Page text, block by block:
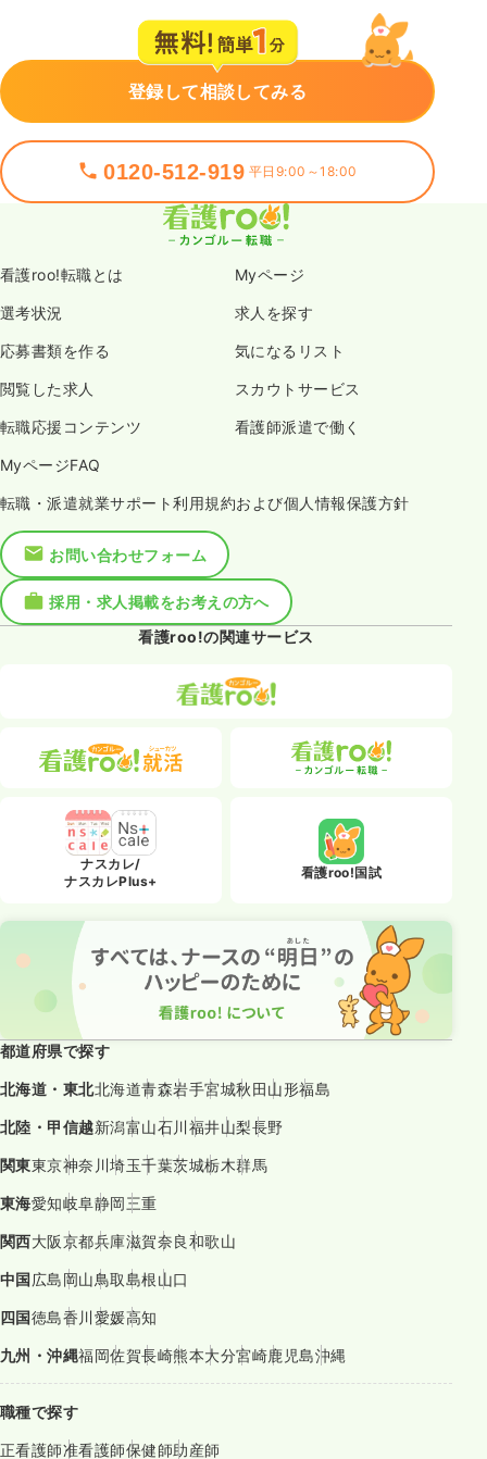
登録して相談してみる
0120-512-919 平日9:00～18:00
看護roo!転職とは Myページ
選考状況 求人を探す
応募書類を作る 気になるリスト
閲覧した求人 スカウトサービス
転職応援コンテンツ 看護師派遣で働く
MyページFAQ
転職・派遣就業サポート利用規約および個人情報保護方針
お問い合わせフォーム
採用・求人掲載をお考えの方へ
看護roo!の関連サービス
ナスカレ/
ナスカレPlus+
看護roo!国試
都道府県で探す
北海道・東北北海道青森岩手宮城秋田山形福島
北陸・甲信越新潟富山石川福井山梨長野
関東東京神奈川埼玉千葉茨城栃木群馬
東海愛知岐阜静岡三重
関西大阪京都兵庫滋賀奈良和歌山
中国広島岡山鳥取島根山口
四国徳島香川愛媛高知
九州・沖縄福岡佐賀長崎熊本大分宮崎鹿児島沖縄
職種で探す
正看護師准看護師保健師助産師